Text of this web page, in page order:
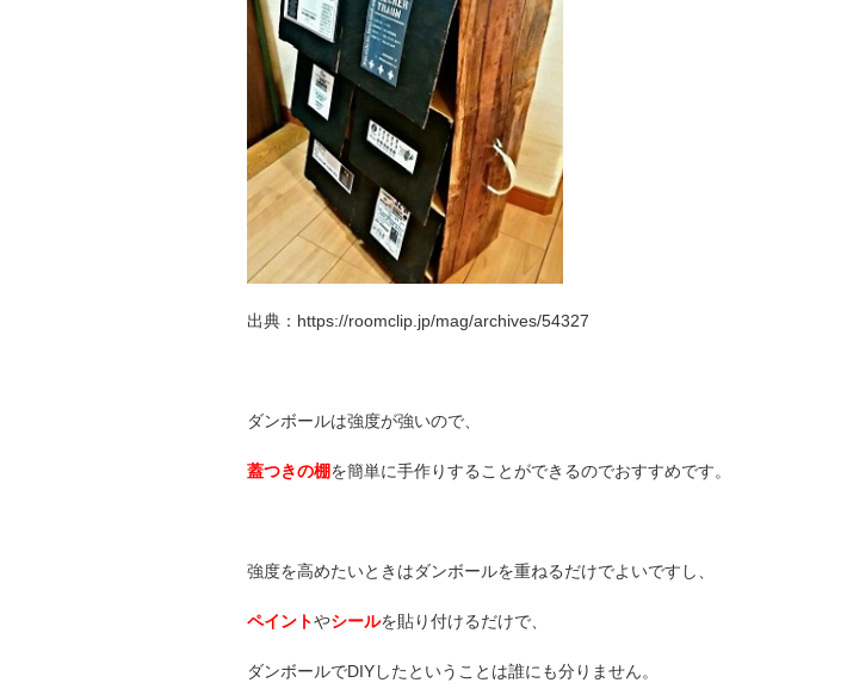
出典：https://roomclip.jp/mag/archives/54327
ダンボールは強度が強いので、
蓋つきの棚を簡単に手作りすることができるのでおすすめです。
強度を高めたいときはダンボールを重ねるだけでよいですし、
ペイントやシールを貼り付けるだけで、
ダンボールでDIYしたということは誰にも分りません。